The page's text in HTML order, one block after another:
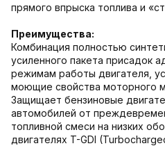
прямого впрыска топлива и
Преимущества:
Комбинация полностью
усиленного пакета присадок
режимам работы двигателя,
моющие свойства моторного
Защищает бензиновые
автомобилей от
топливной смеси на низких
двигателях T-GDI